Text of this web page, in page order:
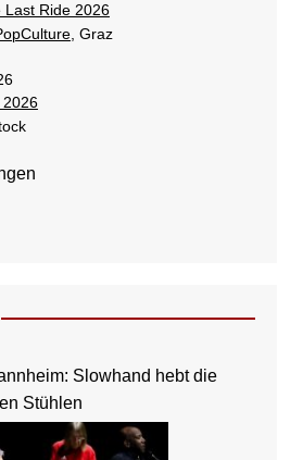
Last Ride 2026
, Graz
2026
Slowhand hebt die
Stühlen